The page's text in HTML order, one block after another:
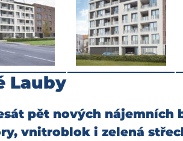
Lauby
pět nových
vnitroblok i zelená